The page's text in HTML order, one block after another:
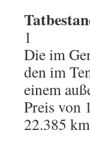
1
Die im
den im
einem
Preis von
22.385